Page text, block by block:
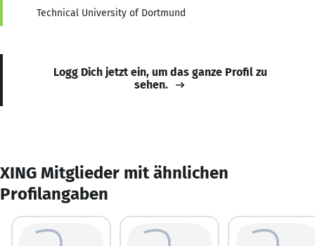
Technical University of Dortmund
Logg Dich jetzt ein, um das ganze Profil zu
sehen.
XING Mitglieder mit ähnlichen
Profilangaben